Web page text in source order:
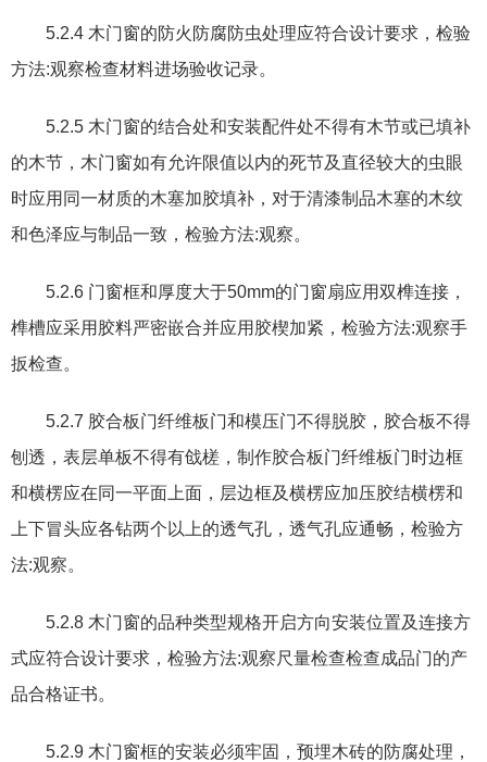
5.2.4 木门窗的防火防腐防虫处理应符合设计要求 ， 检验
方法:观察检查材料进场验收记录。
5.2.5 木门窗的结合处和安装配件处不得有木节或已填补
的木节 ， 木门窗如有允许限值以内的死节及直径较大的虫眼
时应用同一材质的木塞加胶填补 ， 对于清漆制品木塞的木纹
和色泽应与制品一致 ， 检验方法:观察。
5.2.6 门窗框和厚度大于50mm的门窗扇应用双榫连接 ，
榫槽应采用胶料严密嵌合并应用胶楔加紧 ， 检验方法:观察手
扳检查。
5.2.7 胶合板门纤维板门和模压门不得脱胶 ， 胶合板不得
刨透 ， 表层单板不得有戗槎 ， 制作胶合板门纤维板门时边框
和横楞应在同一平面上面 ， 层边框及横楞应加压胶结横楞和
上下冒头应各钻两个以上的透气孔 ， 透气孔应通畅 ， 检验方
法:观察。
5.2.8 木门窗的品种类型规格开启方向安装位置及连接方
式应符合设计要求 ， 检验方法:观察尺量检查检查成品门的产
品合格证书。
5.2.9 木门窗框的安装必须牢固 ， 预埋木砖的防腐处理 ，